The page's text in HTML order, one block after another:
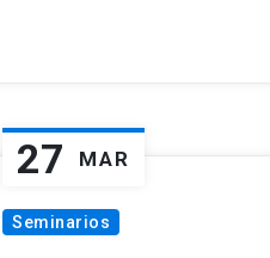
27 MAR
Seminarios